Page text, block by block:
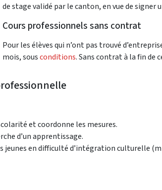
de stage validé par le canton, en vue de signer
Cours professionnels sans contrat
Pour les élèves qui n’ont pas trouvé
mois, sousconditions. Sans contrat à la fin de
et coordonne les mesures.
d’un apprentissage.
jeunes en difficulté d’intégration culturelle